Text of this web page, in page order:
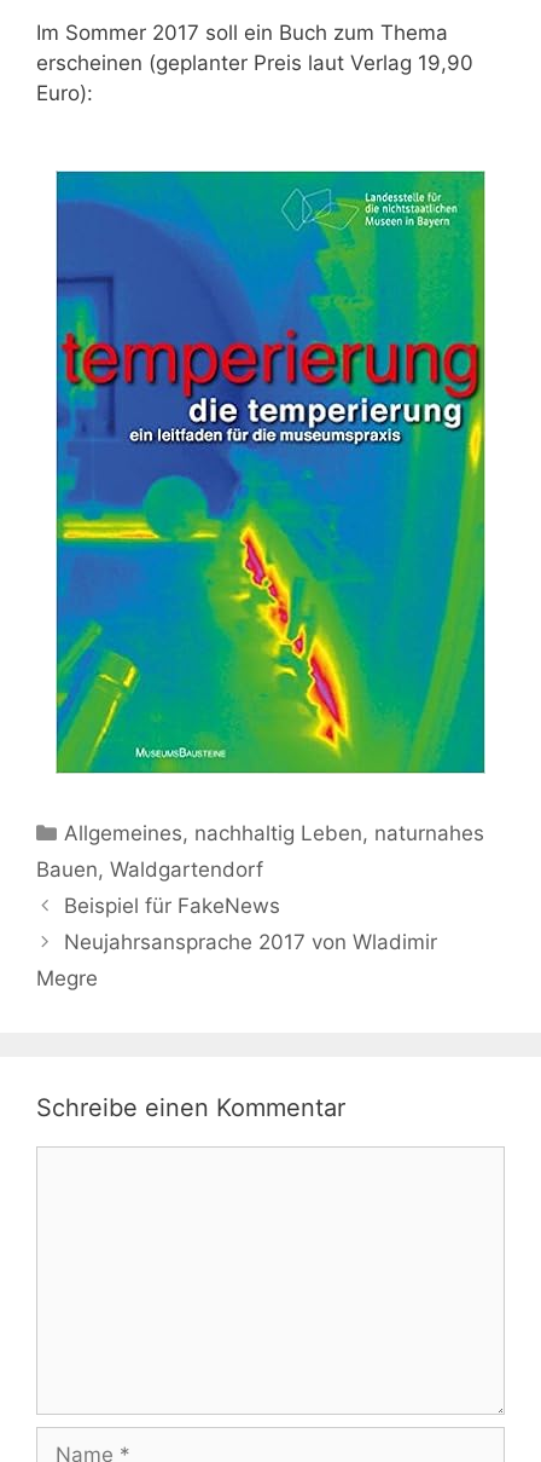
Im Sommer 2017 soll ein Buch zum Thema
erscheinen (geplanter Preis laut Verlag 19,90
Euro):
Kategorien
Allgemeines, nachhaltig Leben, naturnahes
Bauen, Waldgartendorf
Beispiel für FakeNews
Neujahrsansprache 2017 von Wladimir
Megre
Schreibe einen Kommentar